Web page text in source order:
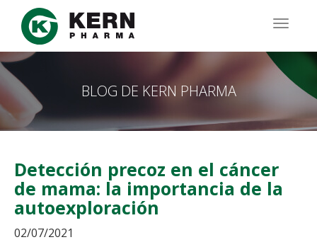
Pasar
contenido
principal
BLOG DE KERN PHARMA
Detección precoz en el cáncer
de mama: la importancia de la
autoexploración
02/07/2021